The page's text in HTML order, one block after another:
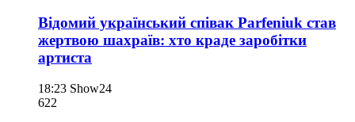
Відомий український співак Parfeniuk став
жертвою шахраїв: хто краде заробітки
артиста
18:23 Show24
622